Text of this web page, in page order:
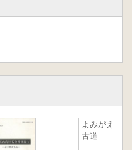
よみがえる
古道